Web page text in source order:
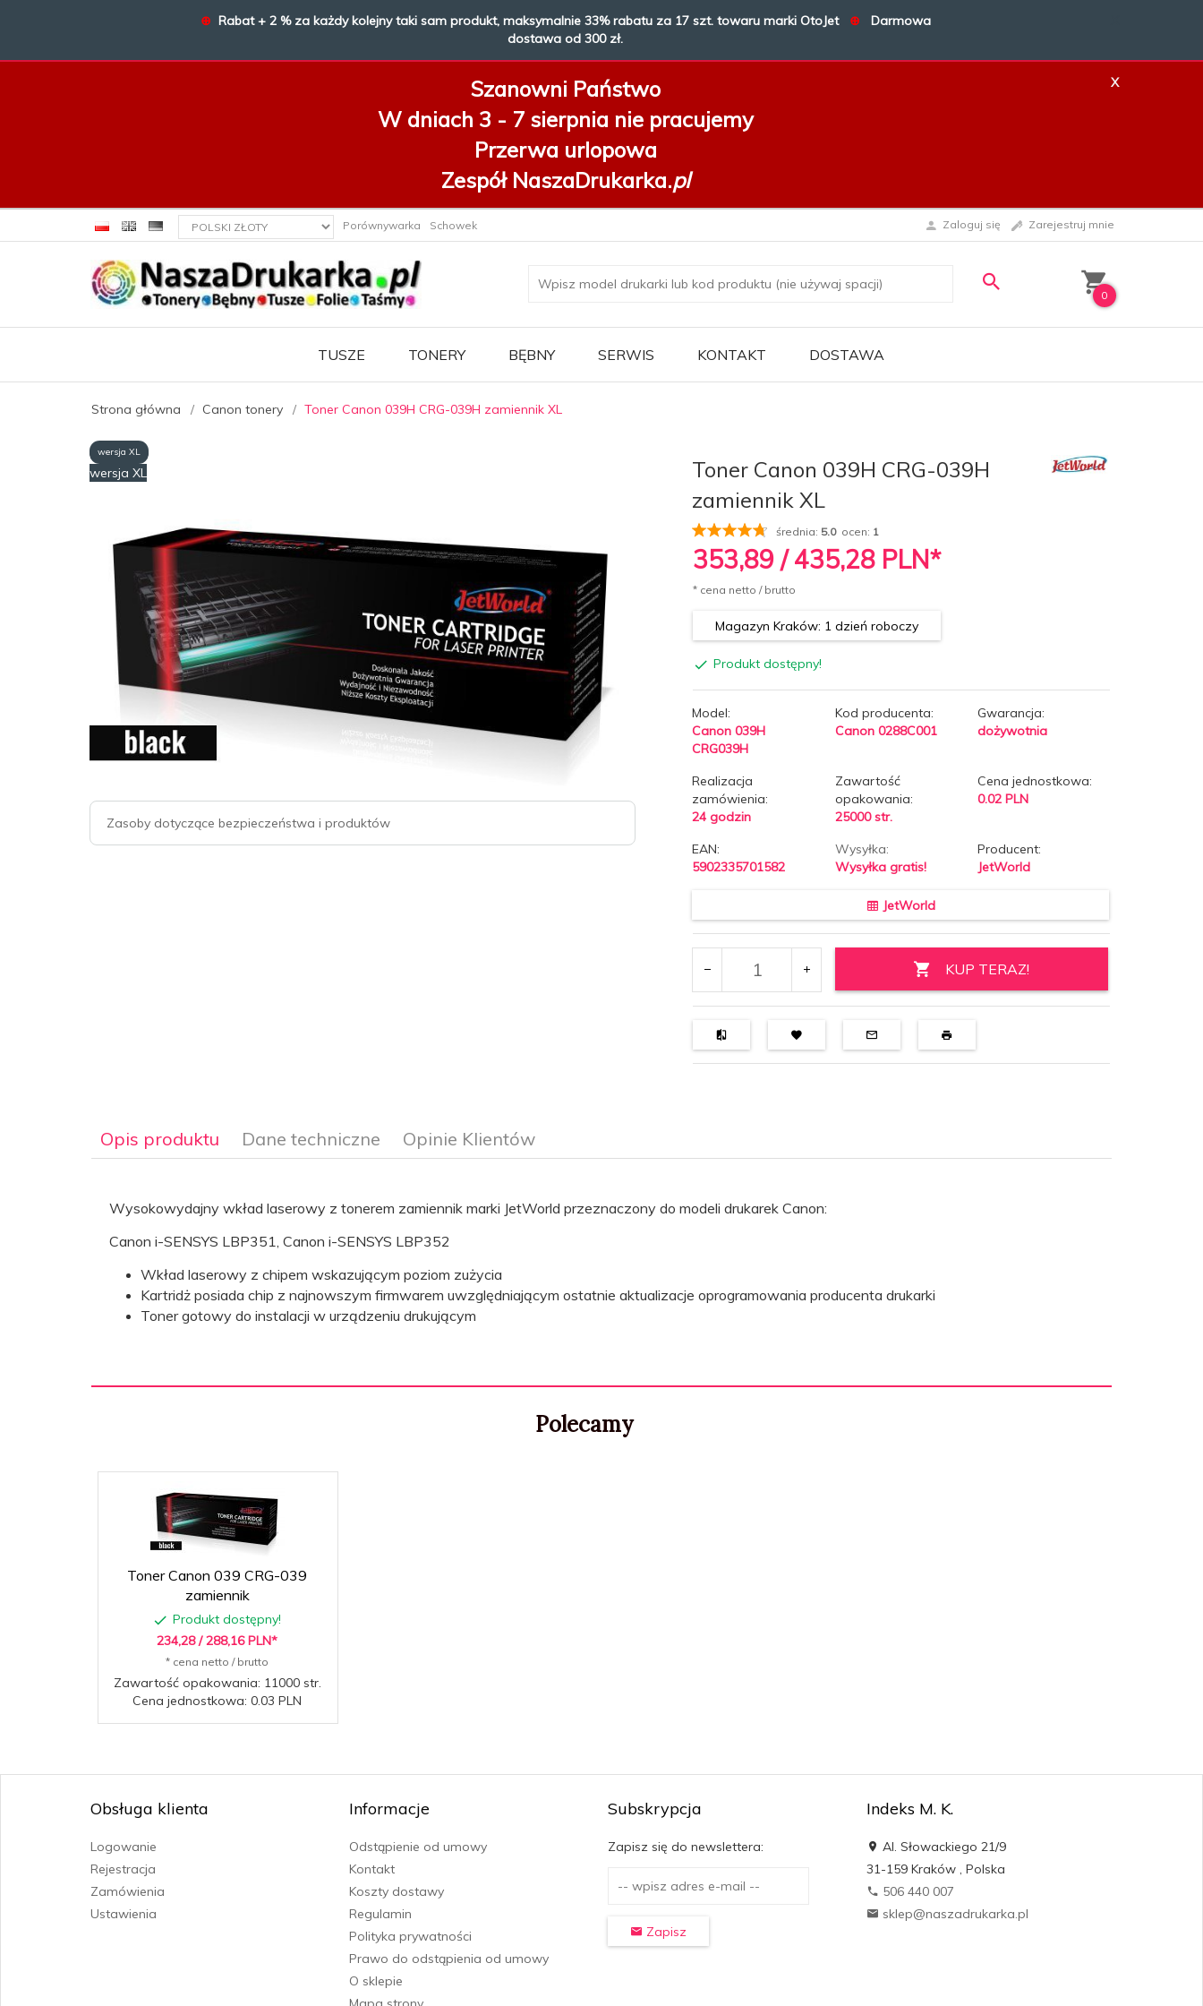
⊕ Rabat + 2 % za każdy kolejny taki sam produkt, maksymalnie 33% rabatu za 17 szt. towaru marki OtoJet ⊕ Darmowa
dostawa od 300 zł.
Szanowni Państwo
W dniach 3 - 7 sierpnia nie pracujemy
Przerwa urlopowa
Zespół NaszaDrukarka.pl
X
currency_h Porównywarka Schowek Zaloguj się Zarejestruj mnie
0
TUSZE TONERY BĘBNY SERWIS KONTAKT DOSTAWA
Strona główna Canon tonery Toner Canon 039H CRG-039H zamiennik XL
wersja XL
wersja XL
Zasoby dotyczące bezpieczeństwa i produktów
Toner Canon 039H CRG-039H
zamiennik XL
średnia: 5.0ocen: 1
353,89 / 435,28 PLN*
* cena netto / brutto
Magazyn Kraków: 1 dzień roboczy
Produkt dostępny!
Model:
Canon 039H
CRG039H
Kod producenta:
Canon 0288C001
Gwarancja:
dożywotnia
Realizacja
zamówienia:
24 godzin
Zawartość
opakowania:
25000 str.
Cena jednostkowa:
0.02 PLN
EAN:
5902335701582
Wysyłka:
Wysyłka gratis!
Producent:
JetWorld
JetWorld
KUP TERAZ!
Opis produktu Dane techniczne Opinie Klientów
Wysokowydajny wkład laserowy z tonerem zamiennik marki JetWorld przeznaczony do modeli drukarek Canon:
Canon i-SENSYS LBP351, Canon i-SENSYS LBP352
Wkład laserowy z chipem wskazującym poziom zużycia
Kartridż posiada chip z najnowszym firmwarem uwzględniającym ostatnie aktualizacje oprogramowania producenta drukarki
Toner gotowy do instalacji w urządzeniu drukującym
- wkładu
laserowego:
Canon 039
Wydajność
Rodzaj
drukarki
laserowej:
Polecamy
Toner Canon 039 CRG-039
zamiennik
Produkt dostępny!
234,28 / 288,16 PLN*
* cena netto / brutto
Zawartość opakowania: 11000 str.
Cena jednostkowa: 0.03 PLN
Obsługa klienta
Logowanie
Rejestracja
Zamówienia
Ustawienia
Informacje
Odstąpienie od umowy
Kontakt
Koszty dostawy
Regulamin
Polityka prywatności
Prawo do odstąpienia od umowy
O sklepie
Subskrypcja
Zapisz się do newslettera:
Zapisz
Indeks M. K.
Al. Słowackiego 21/9
31-159 Kraków, Polska
506 440 007
sklep@naszadrukarka.pl